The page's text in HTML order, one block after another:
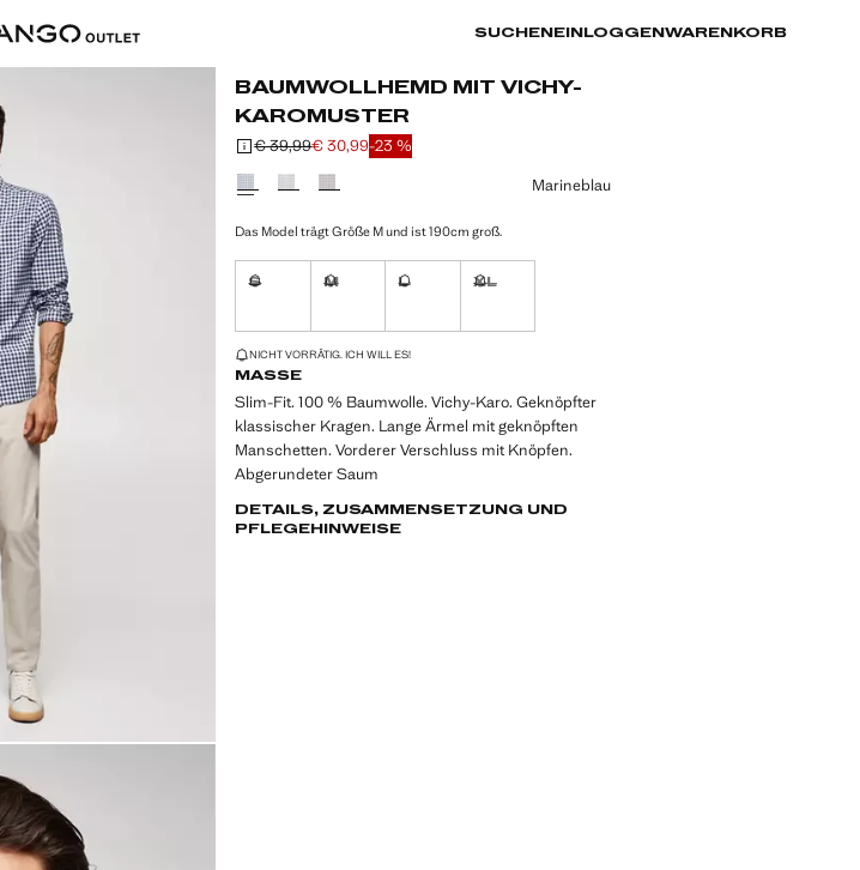
SUCHEN EINLOGGEN WARENKORB
BAUMWOLLHEMD MIT VICHY-
KAROMUSTER
Ausgangspreis durchgestrichen [€ 39,99 ]
€ 39,99
Aktueller Preis [€ 30,99 ]
€ 30,99-23 %
Wählen Sie eine Farbe
Marineblau
Das Model trägt Größe M und ist 190cm groß.
S
Nicht vorrätig. Ich will es!
M
Nicht vorrätig. Ich will es!
L
Nicht vorrätig. Ich will es!
XL
Nicht vorrätig. Ich will es!
NUR WENIGE VERFÜGBAR!
NICHT VORRÄTIG. ICH WILL ES!
MASSE
Slim-Fit. 100 % Baumwolle. Vichy-Karo. Geknöpfter
klassischer Kragen. Lange Ärmel mit geknöpften
Manschetten. Vorderer Verschluss mit Knöpfen.
Abgerundeter Saum
DETAILS, ZUSAMMENSETZUNG UND
PFLEGEHINWEISE